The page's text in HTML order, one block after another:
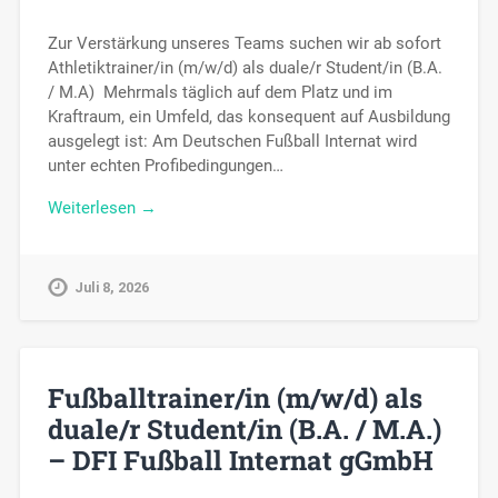
Zur Verstärkung unseres Teams suchen wir ab sofort
Athletiktrainer/in (m/w/d) als duale/r Student/in (B.A.
/ M.A) Mehrmals täglich auf dem Platz und im
Kraftraum, ein Umfeld, das konsequent auf Ausbildung
ausgelegt ist: Am Deutschen Fußball Internat wird
unter echten Profibedingungen…
Weiterlesen →
Juli 8, 2026
Fußballtrainer/in (m/w/d) als
duale/r Student/in (B.A. / M.A.)
– DFI Fußball Internat gGmbH